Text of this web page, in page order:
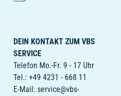
DEIN KONTAKT ZUM VBS
SERVICE
Telefon Mo.-Fr. 9 - 17 Uhr
Tel.: +49 4231 - 668 11
E-Mail: service@vbs-